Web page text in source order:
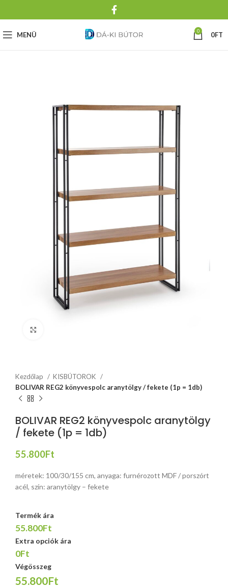
MENÜ 0 0FT
Kezdőlap
KISBÚTOROK
BOLIVAR REG2 könyvespolc aranytölgy / fekete (1p = 1db)
BOLIVAR REG2 könyvespolc aranytölgy
/ fekete (1p = 1db)
55.800Ft
méretek: 100/30/155 cm, anyaga: furnérozott MDF / porszórt
acél, szín: aranytölgy – fekete
Termék ára
55.800Ft
Extra opciók ára
0Ft
Végösszeg
55.800Ft